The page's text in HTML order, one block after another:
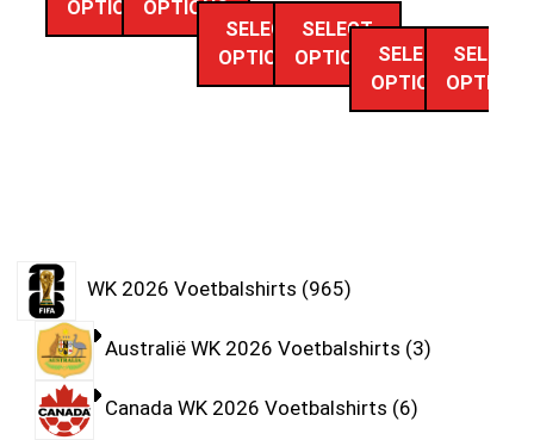
OPTIONSOPTIONS
SELECT
OPTIONS
SELECT
OPTIONSSELECT
OPTIONS
SELECT
OPTIONS
WK 2026 Voetbalshirts 965
Australië WK 2026 Voetbalshirts 3
Canada WK 2026 Voetbalshirts 6